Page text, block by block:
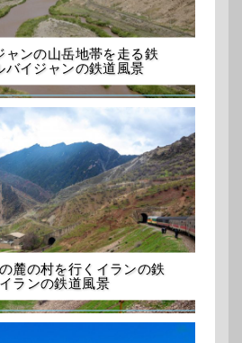
ャンの山岳地帯を走る鉄
イジャンの鉄道風景
麓の村を行くイランの鉄
ランの鉄道風景